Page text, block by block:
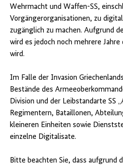
Wehrmacht und Waffen-SS,
Vorgängerorganisationen, zu
zugänglich zu machen. Aufgrund
wird es jedoch noch mehrere
wird.
Im Falle der Invasion
Bestände des
Division und der Leibstandarte SS
Regimentern, Bataillonen,
kleineren Einheiten sowie
einzelne Digitalisate.
Bitte beachten Sie, dass aufgrund